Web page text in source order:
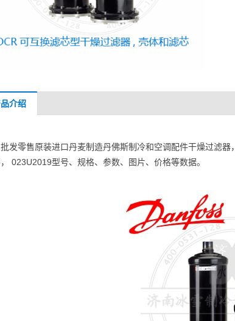
介绍
批发零售原装进口丹麦制造丹佛斯制冷和空调配件干燥过滤
023U2019型号、规格、参数、图片、价格等数据。